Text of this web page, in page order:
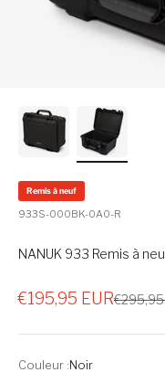
Remis à neuf
933S-000BK-0A0-R
NANUK 933 Remis à
Prix de vente
€195,95 EURPrix
€295,95
Couleur : Noir